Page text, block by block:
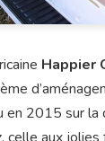
Happier
2015 sur la